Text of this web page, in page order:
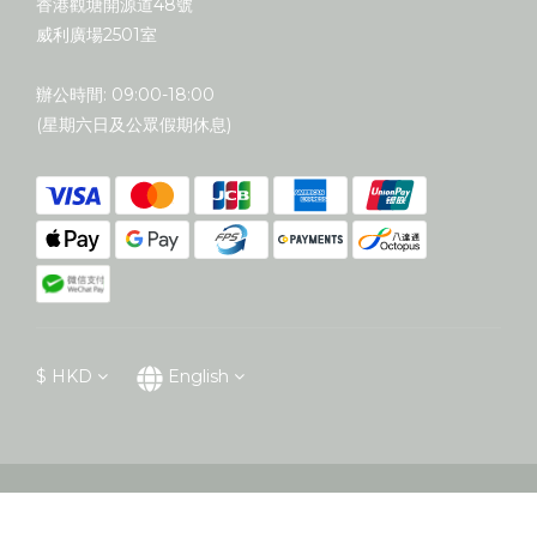
香港觀塘開源道48號
威利廣場2501室
辦公時間: 09:00-18:00
(星期六日及公眾假期休息)
$ HKD English